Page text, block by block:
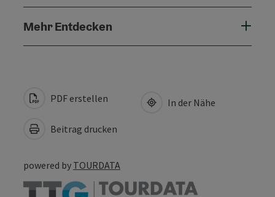
Mehr Entdecken
PDF erstellen
Beitrag drucken
In der Nähe
powered by TOURDATA